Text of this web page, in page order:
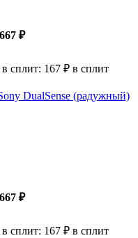
667 ₽
сплит: 167 ₽ в сплит
DualSense (радужный)
667 ₽
сплит: 167 ₽ в сплит